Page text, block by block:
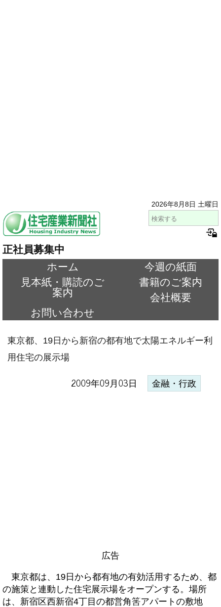
2026年8月8日 土曜日
正社員募集中
ホーム
今週の紙面
見本紙・購読のご
案内
書籍のご案内
会社概要
お問い合わせ
東京都、19日から新宿の都有地で太陽エネルギー利
用住宅の展示場
2009年09月03日 金融・行政
広告
東京都は、19日から都有地の有効活用するため、都
の施策と連動した住宅展示場をオープンする。場所
は、新宿区西新宿4丁目の都営角筈アパートの敷地